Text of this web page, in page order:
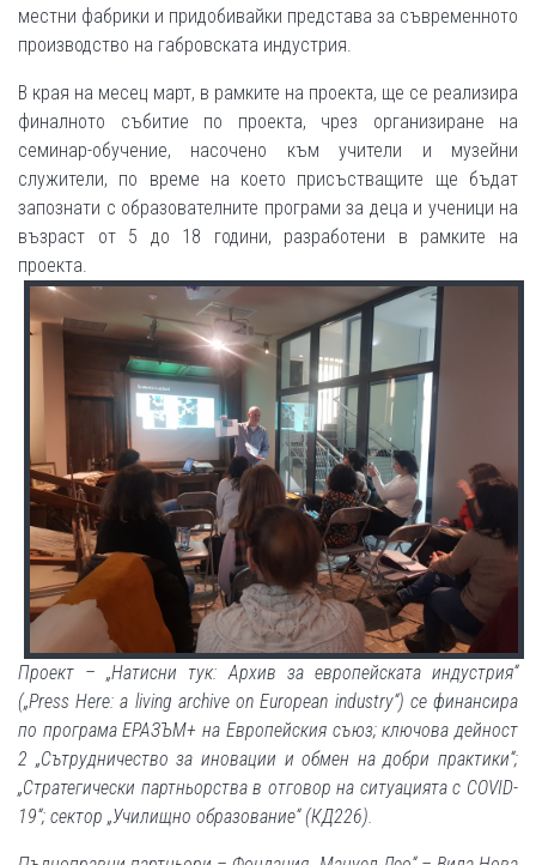
местни фабрики и придобивайки представа за съвременното
производство на габровската индустрия.
В края на месец март, в рамките на проекта, ще се реализира
финалното събитие по проекта, чрез организиране на
семинар-обучение, насочено към учители и музейни
служители, по време на което присъстващите ще бъдат
запознати с образователните програми за деца и ученици на
възраст от 5 до 18 години, разработени в рамките на
проекта.
Проект – „Натисни тук: Архив за европейската индустрия“
(„Press Here: a living archive on Еuropean industry“) се финансира
по програма ЕРАЗЪМ+ на Европейския съюз; ключова дейност
2 „Сътрудничество за иновации и обмен на добри практики“;
„Стратегически партньорства в отговор на ситуацията с COVID-
19“; сектор „Училищно образование“ (КД226).